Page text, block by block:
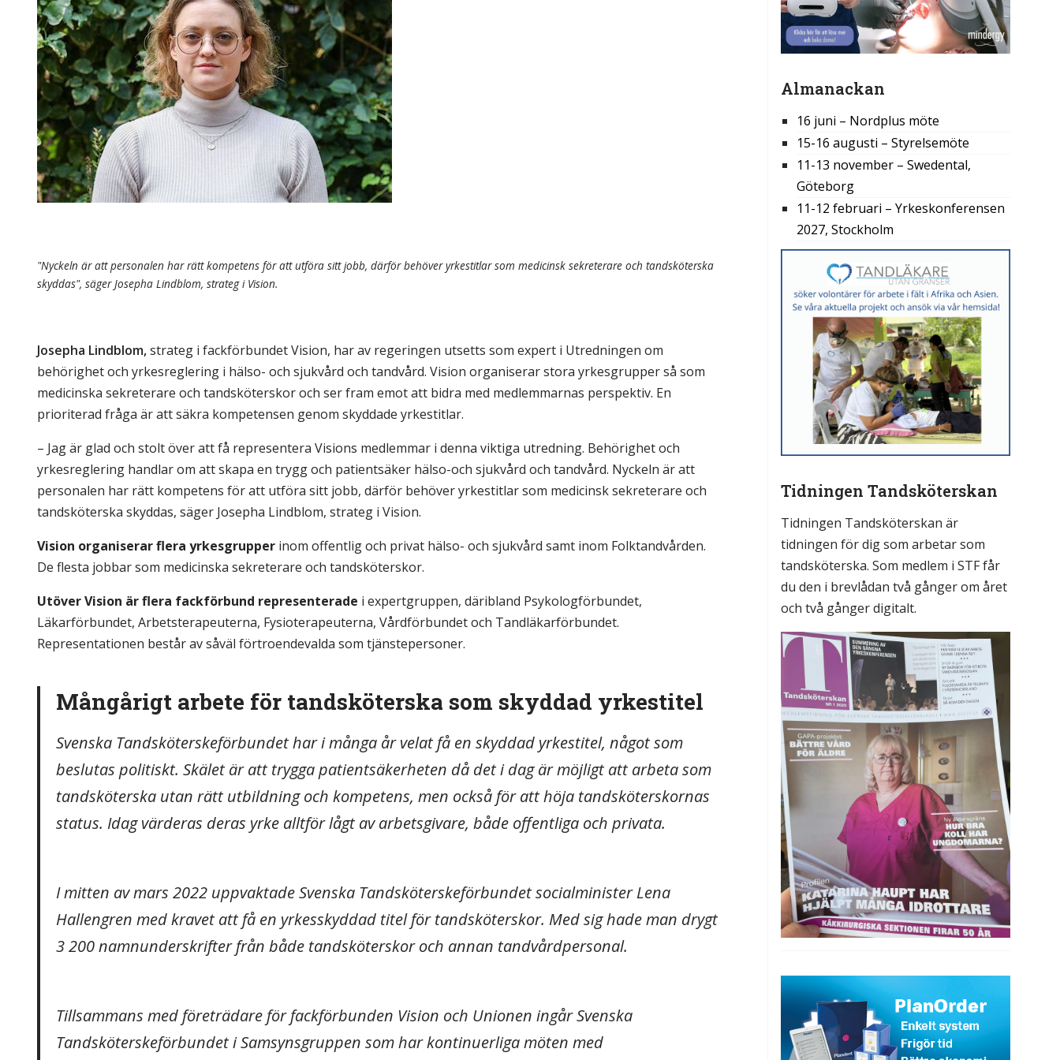
Skolinformatörer
Ansvarsområden
Tandvård mot Tobak
Frågor & Svar
Kontakta förbundet
Annonsera
Sponsorer
"Nyckeln är att personalen har rätt kompetens för att utföra sitt jobb, därför behöver yrkestitlar som medicinsk sekreterare och tandsköterska
skyddas", säger Josepha Lindblom, strateg i Vision.
Josepha Lindblom,strateg i fackförbundet Vision, har av regeringen utsetts som expert i Utredningen om
behörighet och yrkesreglering i hälso- och sjukvård och tandvård. Vision organiserar stora yrkesgrupper så som
medicinska sekreterare och tandsköterskor och ser fram emot att bidra med medlemmarnas perspektiv. En
prioriterad fråga är att säkra kompetensen genom skyddade yrkestitlar.
– Jag är glad och stolt över att få representera Visions medlemmar i denna viktiga utredning. Behörighet och
yrkesreglering handlar om att skapa en trygg och patientsäker hälso-och sjukvård och tandvård. Nyckeln är att
personalen har rätt kompetens för att utföra sitt jobb, därför behöver yrkestitlar som medicinsk sekreterare och
tandsköterska skyddas, säger Josepha Lindblom, strateg i Vision.
Vision organiserar flera yrkesgrupper inom offentlig och privat hälso- och sjukvård samt inom Folktandvården.
De flesta jobbar som medicinska sekreterare och tandsköterskor.
Utöver Vision är flera fackförbund representerade i expertgruppen, däribland Psykologförbundet,
Läkarförbundet, Arbetsterapeuterna, Fysioterapeuterna, Vårdförbundet och Tandläkarförbundet.
Representationen består av såväl förtroendevalda som tjänstepersoner.
Mångårigt arbete för tandsköterska som skyddad yrkestitel
Svenska Tandsköterskeförbundet har i många år velat få en skyddad yrkestitel, något som
beslutas politiskt. Skälet är att trygga patientsäkerheten då det i dag är möjligt att arbeta som
tandsköterska utan rätt utbildning och kompetens, men också för att höja tandsköterskornas
status. Idag värderas deras yrke alltför lågt av arbetsgivare, både offentliga och privata.
I mitten av mars 2022 uppvaktade Svenska Tandsköterskeförbundet socialminister Lena
Hallengren med kravet att få en yrkesskyddad titel för tandsköterskor. Med sig hade man drygt
3 200 namnunderskrifter från både tandsköterskor och annan tandvårdpersonal.
Tillsammans med företrädare för fackförbunden Vision och Unionen ingår Svenska
Tandsköterskeförbundet i Samsynsgruppen som har kontinuerliga möten med
Almanackan
16 juni – Nordplus möte
15-16 augusti – Styrelsemöte
11-13 november – Swedental,
Göteborg
11-12 februari – Yrkeskonferensen
2027, Stockholm
Tidningen Tandsköterskan
Tidningen Tandsköterskan är
tidningen för dig som arbetar som
tandsköterska. Som medlem i STF får
du den i brevlådan två gånger om året
och två gånger digitalt.